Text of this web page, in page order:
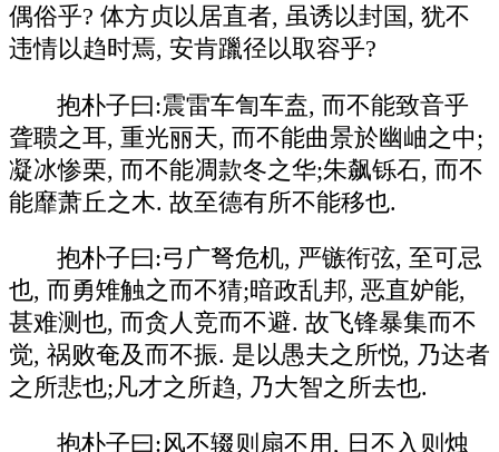
偶俗乎? 体方贞以居直者, 虽诱以封国, 犹不
违情以趋时焉, 安肯躐径以取容乎?
抱朴子曰:震雷车訇车盍, 而不能致音乎
聋聩之耳, 重光丽天, 而不能曲景於幽岫之中;
凝冰惨栗, 而不能凋款冬之华;朱飙铄石, 而不
能靡萧丘之木. 故至德有所不能移也.
抱朴子曰:弓广弩危机, 严镞衔弦, 至可忌
也, 而勇雉触之而不猜;暗政乱邦, 恶直妒能,
甚难测也, 而贪人竞而不避. 故飞锋暴集而不
觉, 祸败奄及而不振. 是以愚夫之所悦, 乃达者
之所悲也;凡才之所趋, 乃大智之所去也.
抱朴子曰:风不辍则扇不用, 日不入则烛